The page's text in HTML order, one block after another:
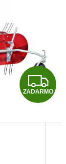
Z
A
D
ZADARMO